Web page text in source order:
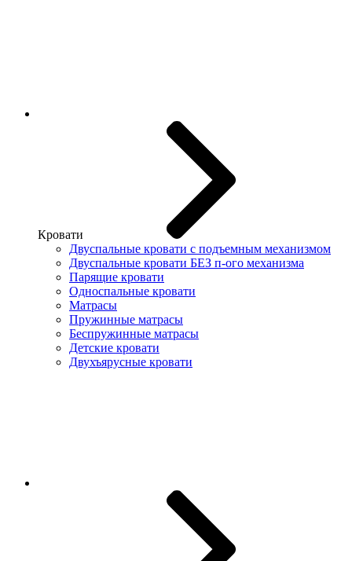
Кровати
Двуспальные кровати с подъемным механизмом
Двуспальные кровати БЕЗ п-ого механизма
Парящие кровати
Односпальные кровати
Матрасы
Пружинные матрасы
Беспружинные матрасы
Детские кровати
Двухъярусные кровати